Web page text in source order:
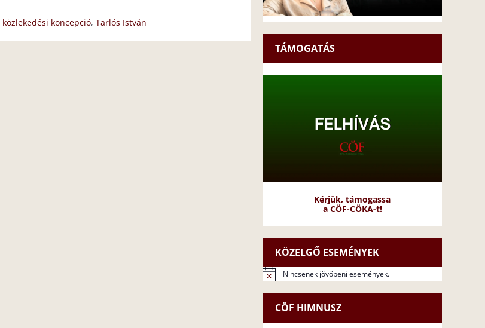
közlekedési koncepció,Tarlós István
TÁMOGATÁS
Kérjük, támogassa
a CÖF-CÖKA-t!
KÖZELGŐ ESEMÉNYEK
N
t
e
Nincsenek jövőbeni események.
CÖF HIMNUSZ